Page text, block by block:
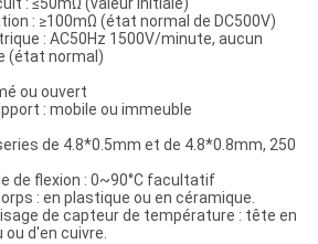
: ≤50mΩ (valeur initiale)
: ≥100mΩ (état normal de DC500V)
: AC50Hz 1500V/minute, aucun
(état normal)
ou ouvert
: mobile ou immeuble
de 4.8*0.5mm et de 4.8*0.8mm, 250
de flexion : 0~90°C facultatif
: en plastique ou en céramique.
de capteur de température : tête en
d'en cuivre.